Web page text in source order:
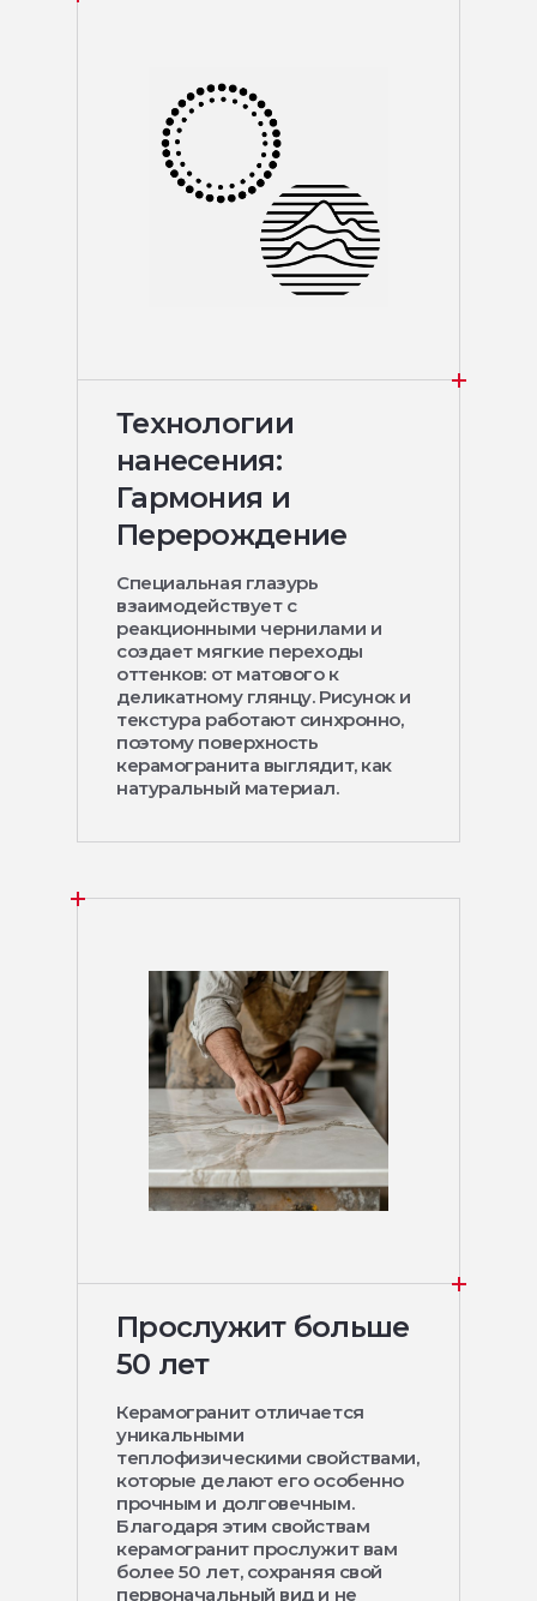
Технологии
нанесения:
Гармония и
Перерождение
Специальная глазурь
взаимодействует с
реакционными чернилами и
создает мягкие переходы
оттенков: от матового к
деликатному глянцу. Рисунок и
текстура работают синхронно,
поэтому поверхность
керамогранита выглядит, как
натуральный материал.
Прослужит больше
50 лет
Керамогранит отличается
уникальными
теплофизическими свойствами,
которые делают его особенно
прочным и долговечным.
Благодаря этим свойствам
керамогранит прослужит вам
более 50 лет, сохраняя свой
первоначальный вид и не